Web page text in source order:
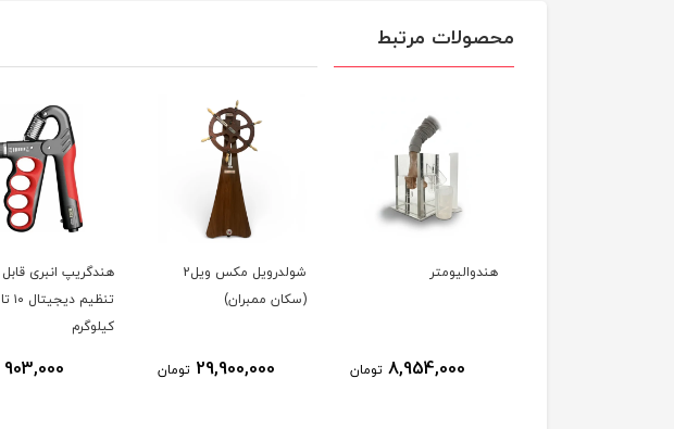
محصولات مرتبط
هندوالیومتر
8,954,000 تومان
شولدرویل مکس ویل2
(سکان ممبران)
29,900,000 تومان
هندگریپ انبری قابل
کیلوگرم
903,000